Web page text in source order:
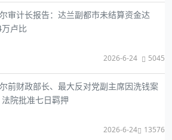
审计长报告：达兰副都市未结算资金达
卢比
2026-6-24 5045
前财政部长、最大反对党副主席因洗钱案
院批准七日羁押
2026-6-24 13576